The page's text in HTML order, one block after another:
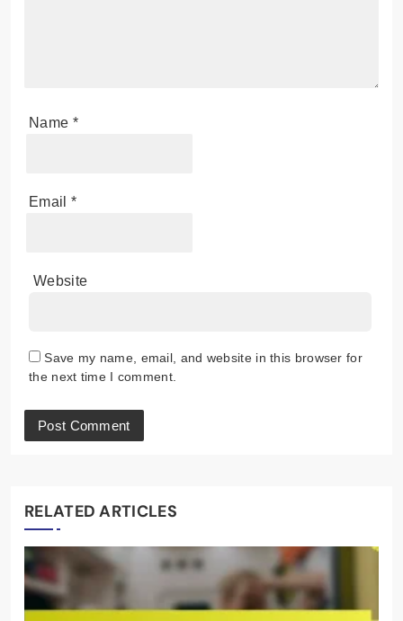
Name *
Email *
Website
Save my name, email, and website in this browser for
the next time I comment.
RELATED ARTICLES